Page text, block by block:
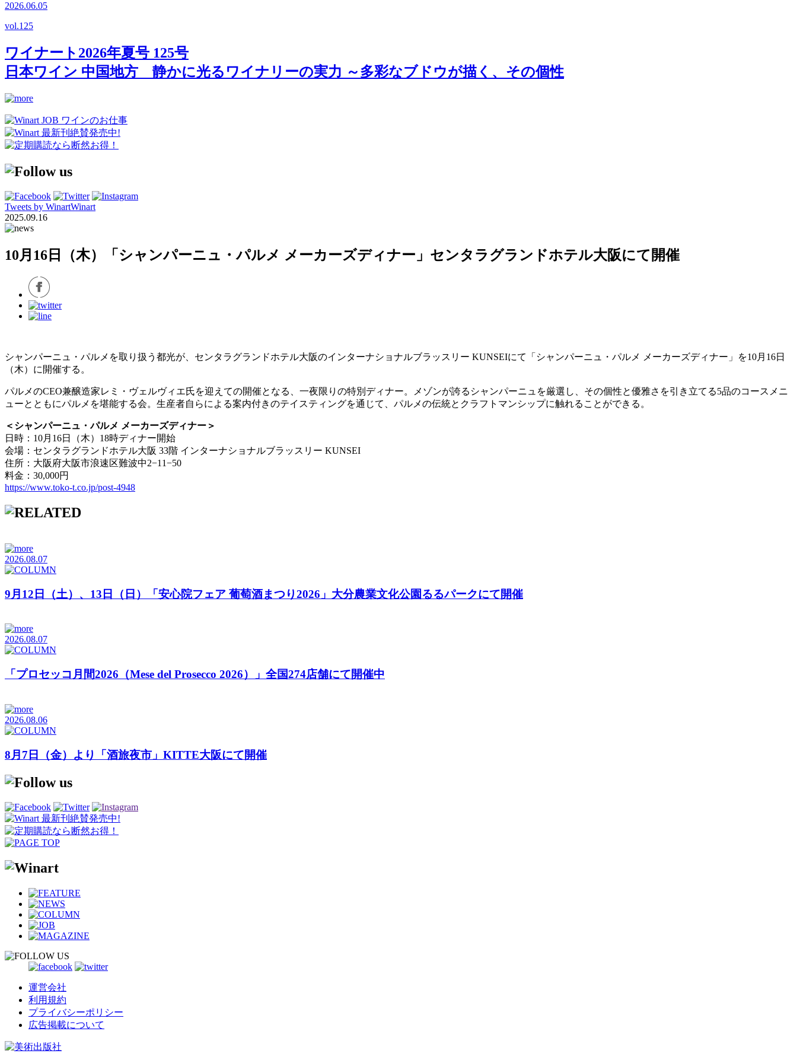
2026.06.05
vol.125
ワイナート2026年夏号 125号
日本ワイン 中国地方 静かに光るワイナリーの実力 ～多彩なブドウが描く、その個性
Tweets by WinartWinart
2025.09.16
10月16日（木）「シャンパーニュ・パルメ メーカーズディナー」センタラグランドホテル大阪にて開催
シャンパーニュ・パルメを取り扱う都光が、センタラグランドホテル大阪のインターナショナルブラッスリー KUNSEIにて「シャンパーニュ・パルメ メーカーズディナー」を10月16日
（木）に開催する。
パルメのCEO兼醸造家レミ・ヴェルヴィエ氏を迎えての開催となる、一夜限りの特別ディナー。メゾンが誇るシャンパーニュを厳選し、その個性と優雅さを引き立てる5品のコースメニ
ューとともにパルメを堪能する会。生産者自らによる案内付きのテイスティングを通じて、パルメの伝統とクラフトマンシップに触れることができる。
＜シャンパーニュ・パルメ メーカーズディナー＞
日時：10月16日（木）18時ディナー開始
会場：センタラグランドホテル大阪 33階 インターナショナルブラッスリー KUNSEI
住所：大阪府大阪市浪速区難波中2−11−50
料金：30,000円
https://www.toko-t.co.jp/post-4948
2026.08.07
9月12日（土）、13日（日）「安心院フェア 葡萄酒まつり2026」大分農業文化公園るるパークにて開催
2026.08.07
「プロセッコ月間2026（Mese del Prosecco 2026）」全国274店舗にて開催中
2026.08.06
8月7日（金）より「酒旅夜市」KITTE大阪にて開催
運営会社
利用規約
プライバシーポリシー
広告掲載について